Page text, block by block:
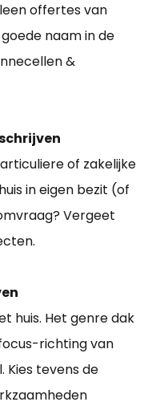
offertes van
naam in de
&
of zakelijke
in eigen bezit (of
Vergeet
huis. Het genre dak
richting van
Kies tevens de